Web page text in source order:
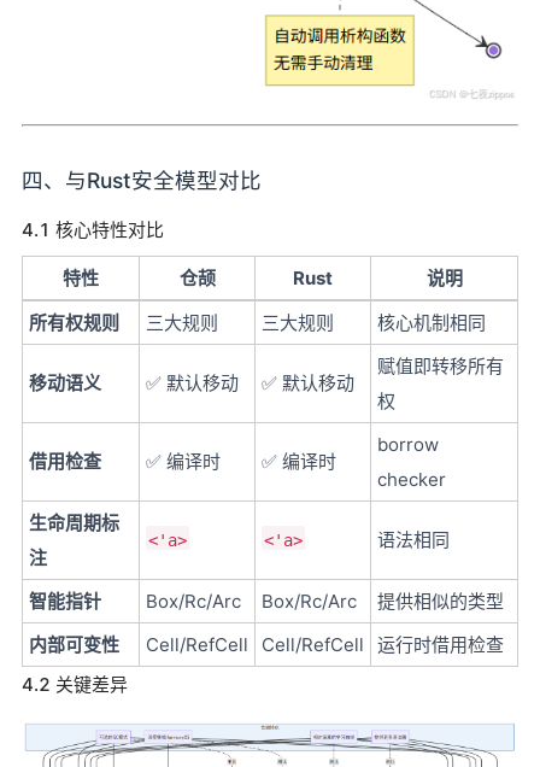
四、与Rust安全模型对比
4.1 核心特性对比
特性 仓颉 Rust
说明
所有权规则
三大规则 三大规则 核心机制相同
移动语义 ✅ 默认移动 ✅ 默认移动
赋值即转移所有
权
借用检查 ✅ 编译时 ✅ 编译时
borrow
checker
生命周期标
注
<'a> <'a> 语法相同
智能指针 Box/Rc/Arc Box/Rc/Arc
提供相似的类型
内部可变性
Cell/RefCell Cell/RefCell
运行时借用检查
4.2 关键差异